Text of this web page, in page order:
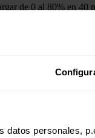
datos personales,
de 0 al 80% en
se
una tracción a
EV que
Ginebra, que se